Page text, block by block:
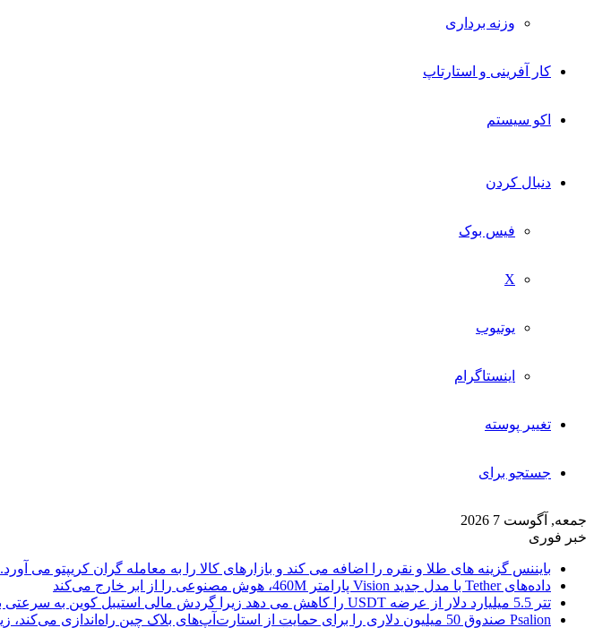
وزنه برداری
کار آفرینی و استارتاپ
اکو سیستم
دنبال کردن
فیس بوک
X
یوتیوب
اینستاگرام
تغییر پوسته
جستجو برای
جمعه, آگوست 7 2026
خبر فوری
بایننس گزینه های طلا و نقره را اضافه می کند و بازارهای کالا را به معامله گران کریپتو می آورد.
داده‌های Tether با مدل جدید Vision پارامتر 460M، هوش مصنوعی را از ابر خارج می‌کند
تتر 5.5 میلیارد دلار از عرضه USDT را کاهش می دهد زیرا گردش مالی استیبل کوین به سرعتی بی سابقه رسید.
Psalion صندوق 50 میلیون دلاری را برای حمایت از استارت‌آپ‌های بلاک چین راه‌اندازی می‌کند، زیرا Web3 Adoption به جلو می‌رود.